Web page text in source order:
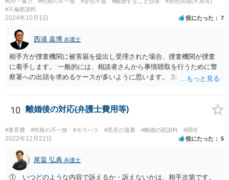
#不倫慰謝料
2024年10月1日 役にたった 7
西浦 嘉博 弁護士
相手方が捜査機関に被害届を提出し受理された場合、捜査機関が捜査
に着手します。 一般的には、相談者さんから事情聴取を行うために警
察署への出頭を求めるケースが多いように思います。 加えて、相手方
具合などを実況見分調書で保存したりなど証拠を収集し、立件する方
針を決めた場合は検察庁に事件を送致する流れとなることが見込まれ
10 離婚後の対応(弁護士費用等)
#養育費 #性格の不一致 #モラハラ #悪意の遺棄 #離婚の慰謝料 #調停
2022年12月22日 役にたった 5
尾畠 弘典 弁護士
① いつどのような内容で訴えるか・訴えないかは、相手次第です。